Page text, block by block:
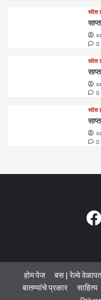
संदेश
0
संदेश
0
संदेश
0
होम पेज बस | रेल्वे
बातम्यांचे प्रकार
साहित्य